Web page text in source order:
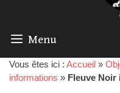
Menu
Vous êtes ici : Accueil »
informations » Fleuve Noir